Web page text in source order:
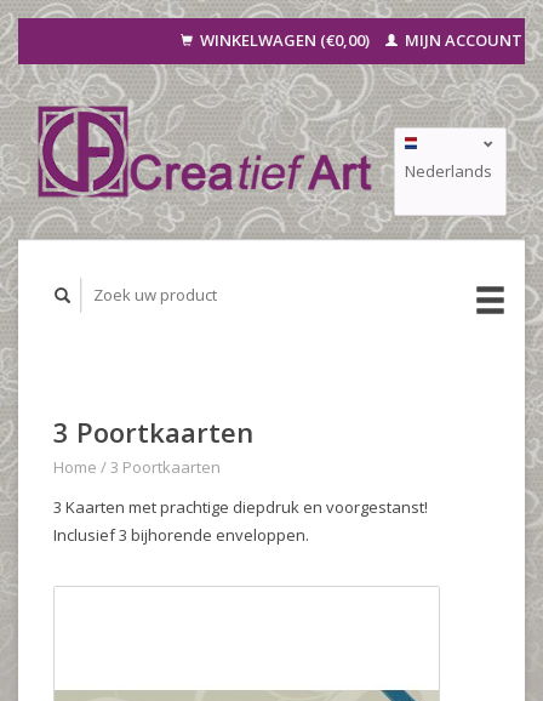
WINKELWAGEN (€0,00) MIJN ACCOUNT
Nederlands
Deutsch
3 Poortkaarten
Home /3 Poortkaarten
3 Kaarten met prachtige diepdruk en voorgestanst!
Inclusief 3 bijhorende enveloppen.